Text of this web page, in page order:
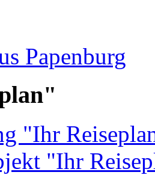
Papenburg
"Ihr
"Ihr